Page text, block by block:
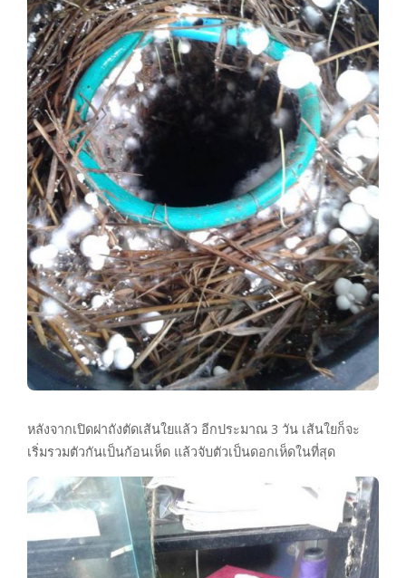
หลังจากเปิดฝาถังตัดเส้นใยแล้ว อีกประมาณ 3 วัน เส้นใยก็จะ
เริ่มรวมตัวกันเป็นก้อนเห็ด แล้วจับตัวเป็นดอกเห็ดในที่สุด